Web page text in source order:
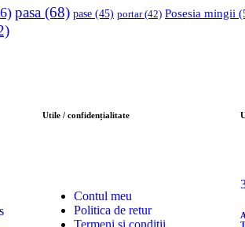
pasa (68) pase (45) portar(42) Posesia mingii
Utile / confidențialitate
Contul meu
Politica de retur
Termeni și condiții